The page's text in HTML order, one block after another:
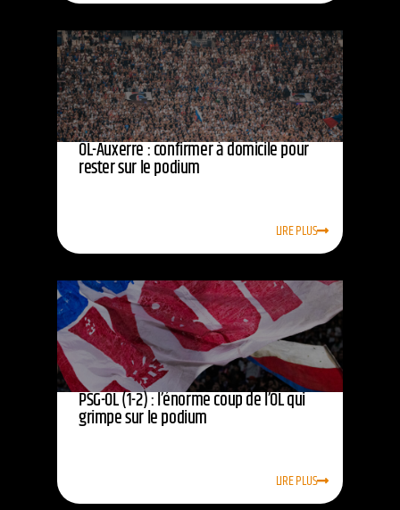
OL-Auxerre : confirmer à domicile pour
rester sur le podium
LIRE PLUS
PSG-OL (1-2) : l’énorme coup de l’OL qui
grimpe sur le podium
LIRE PLUS